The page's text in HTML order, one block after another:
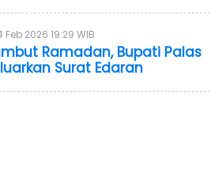
Feb 2026 19:29 WIB
Ramadan, Bupati Palas
Surat Edaran